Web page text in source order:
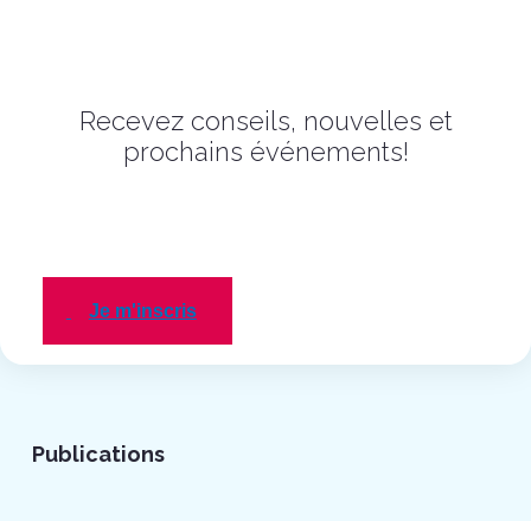
Recevez conseils, nouvelles et
prochains événements!
Je m'inscris
Publications